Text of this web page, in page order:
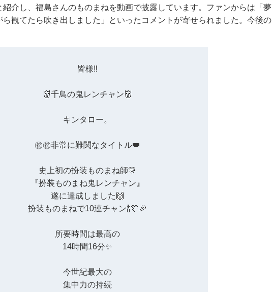
介し、福島さんのものまねを動画で披露しています。ファンからは「夢
観てたら吹き出しました」といったコメントが寄せられました。今後の
皆様‼︎
👹千鳥の鬼レンチャン👹
キンタロー。
㊗️㊗️非常に難関なタイトル👑
史上初の扮装ものまね師🎊
『扮装ものまね鬼レンチャン』
遂に達成しました🙌
扮装ものまねで10連チャン🍾🎊🎉
所要時間は最高の
14時間16分✨
今世紀最大の
集中力の持続